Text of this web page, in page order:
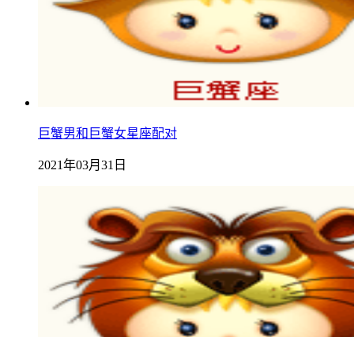
巨蟹男和巨蟹女星座配对
2021年03月31日